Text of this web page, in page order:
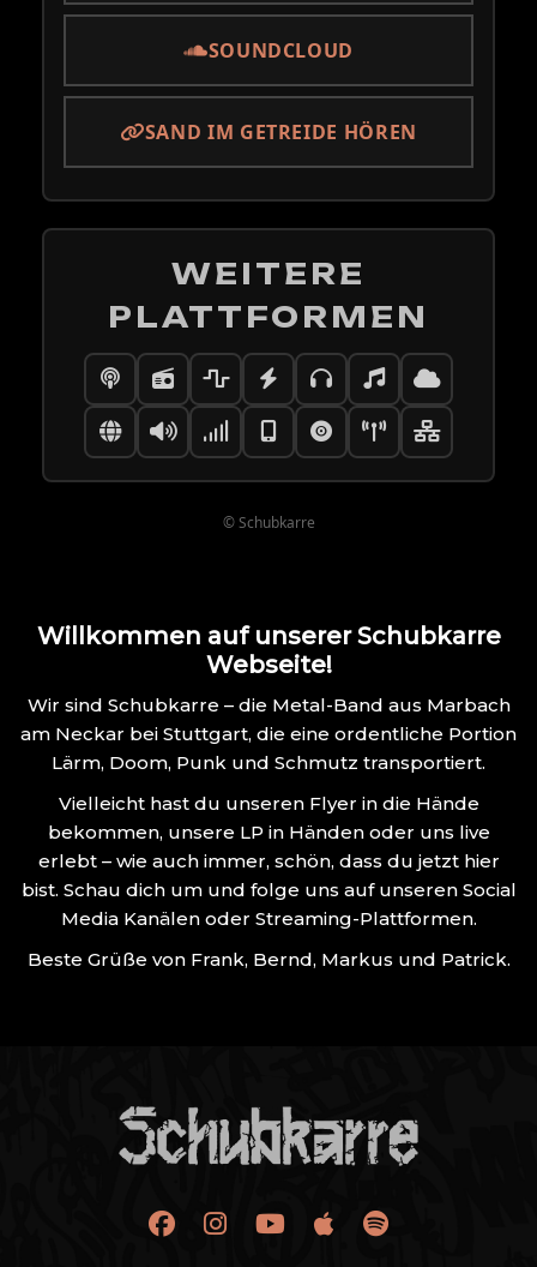
SOUNDCLOUD
SAND IM GETREIDE HÖREN
WEITERE
PLATTFORMEN
© Schubkarre
Willkommen auf unserer Schubkarre
Webseite!
Wir sind Schubkarre – die Metal-Band aus Marbach
am Neckar bei Stuttgart, die eine ordentliche Portion
Lärm, Doom, Punk und Schmutz transportiert.
Vielleicht hast du unseren Flyer in die Hände
bekommen, unsere LP in Händen oder uns live
erlebt – wie auch immer, schön, dass du jetzt hier
bist. Schau dich um und folge uns auf unseren Social
Media Kanälen oder Streaming-Plattformen.
Beste Grüße von Frank, Bernd, Markus und Patrick.